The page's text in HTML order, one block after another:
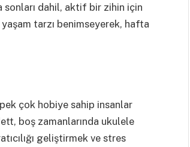
sonları dahil, aktif bir zihin için
tarzı benimseyerek, hafta
çok hobiye sahip insanlar
boş zamanlarında ukulele
geliştirmek ve stres